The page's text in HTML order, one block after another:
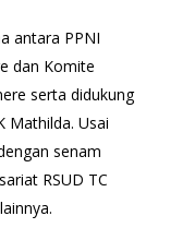
antara PPNI
dan Komite
serta didukung
Mathilda. Usai
senam
RSUD TC